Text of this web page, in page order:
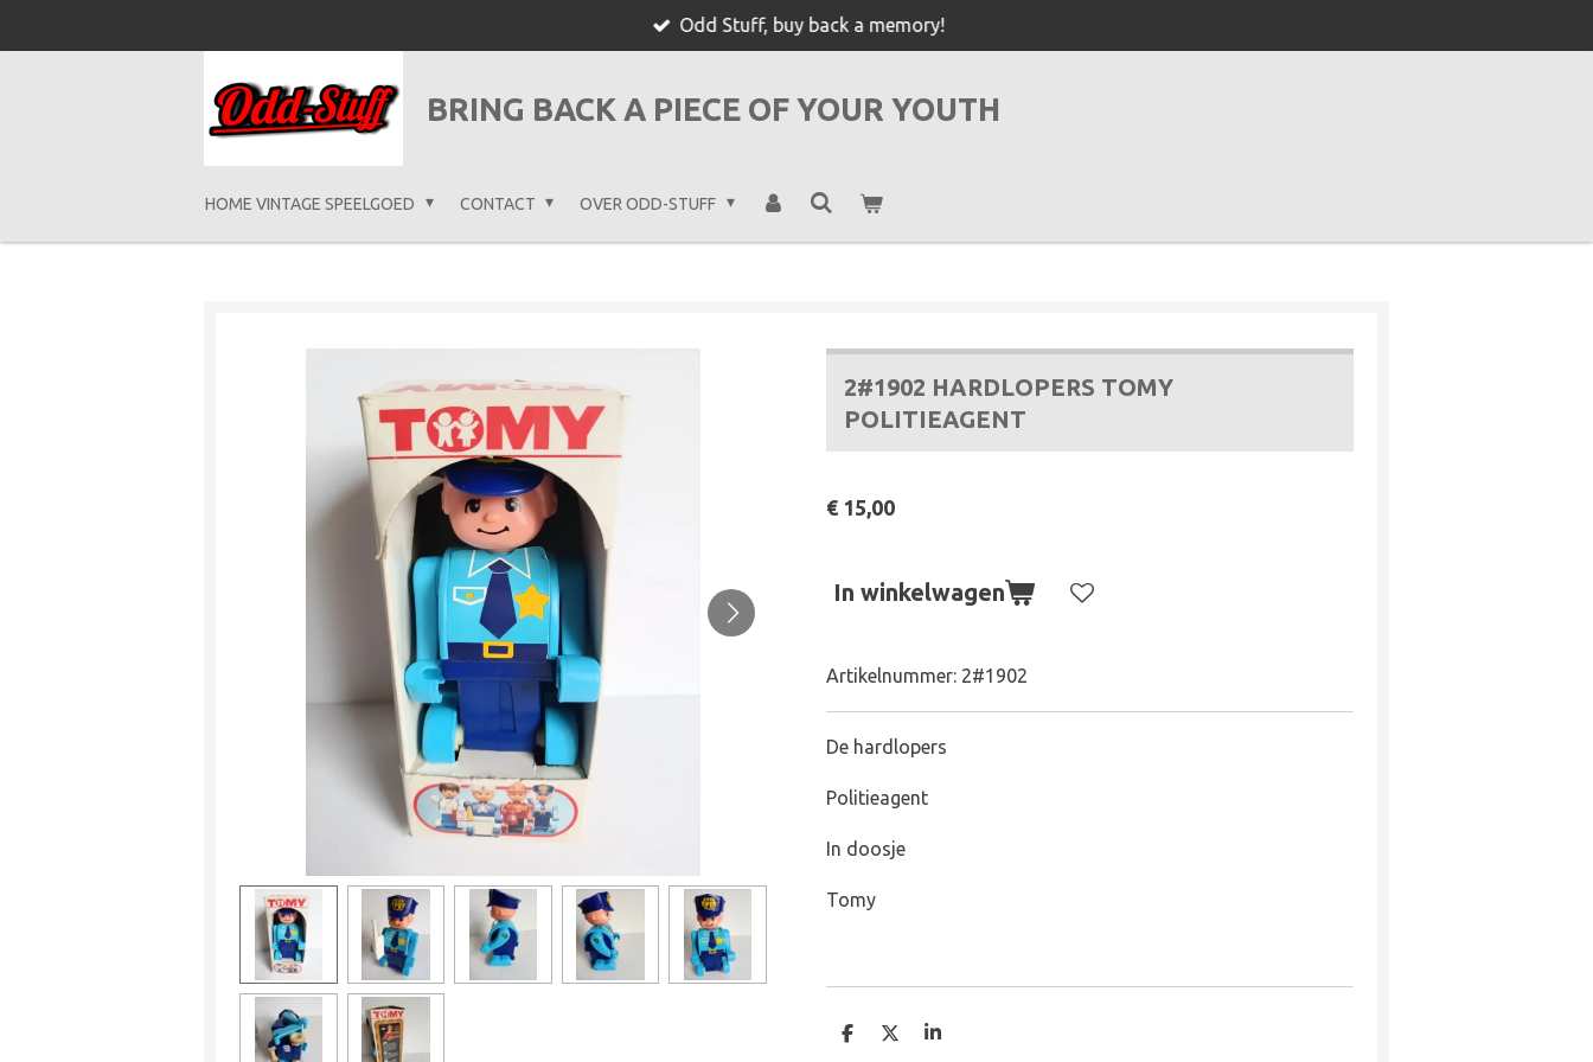
Odd Stuff, buy back a memory!
BRING BACK A PIECE OF YOUR YOUTH
HOME VINTAGE SPEELGOED CONTACT OVER ODD-STUFF
2#1902 HARDLOPERS TOMY
POLITIEAGENT
€ 15,00
In winkelwagen
Artikelnummer: 2#1902
De hardlopers
Politieagent
In doosje
Tomy
D
D
S